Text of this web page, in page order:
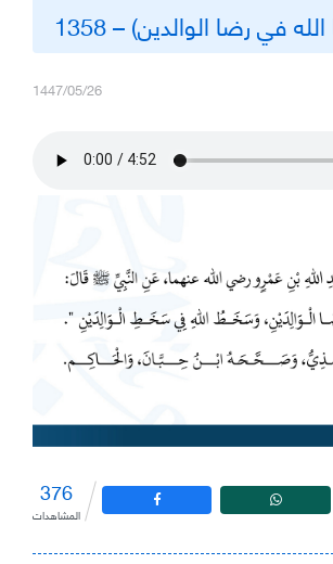
في رضا الوالدين) – 1358
1447/05/26
376
المشاهدات